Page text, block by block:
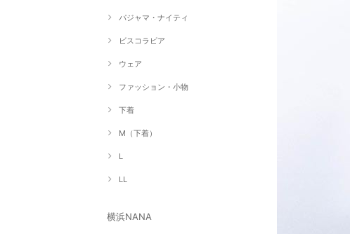
パジャマ・ナイティ
ビスコラピア
ウェア
ファッション・小物
下着
M（下着）
L
LL
横浜NANA